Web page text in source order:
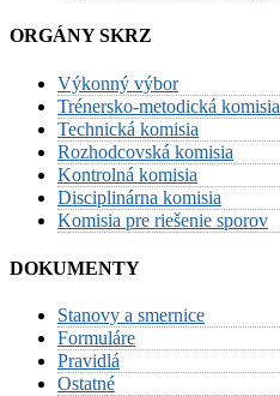
ORGÁNY SKRZ
Výkonný výbor
Trénersko-metodická komisia
Technická komisia
Rozhodcovská komisia
Kontrolná komisia
Disciplinárna komisia
Komisia pre riešenie sporov
DOKUMENTY
Stanovy a smernice
Formuláre
Pravidlá
Ostatné